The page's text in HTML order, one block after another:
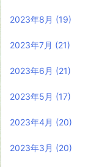
2023年8月 (19)
2023年7月 (21)
2023年6月 (21)
2023年5月 (17)
2023年4月 (20)
2023年3月 (20)